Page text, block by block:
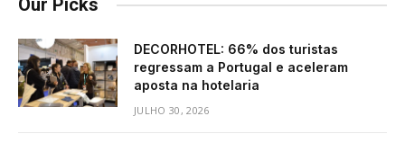
Our Picks
DECORHOTEL: 66% dos turistas
regressam a Portugal e aceleram
aposta na hotelaria
JULHO 30, 2026